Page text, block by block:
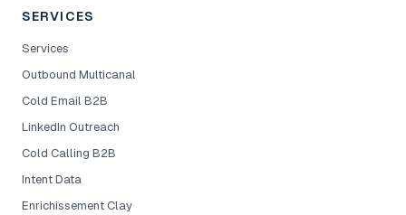
SERVICES
Services
Outbound Multicanal
Cold Email B2B
LinkedIn Outreach
Cold Calling B2B
Intent Data
Enrichissement Clay